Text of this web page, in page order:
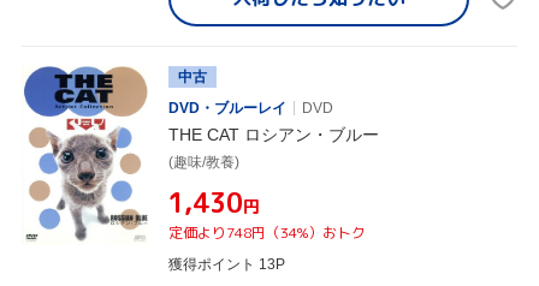
中古
DVD・ブルーレイ
DVD
THE CAT ロシアン・ブルー
(趣味/教養)
¥1,430円
定価より748円（34%）おトク
獲得ポイント 13P